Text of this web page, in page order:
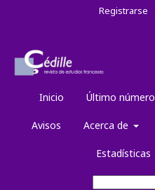
Inicio Último número
Avisos Acerca de
Estadísticas
Registrarse